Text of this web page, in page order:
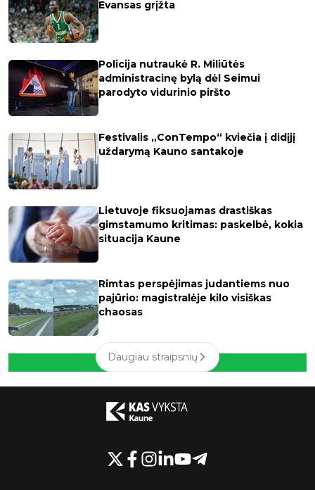
Evansas grįžta
Policija nutraukė R. Miliūtės
administracinę bylą dėl Seimui
parodyto vidurinio piršto
Festivalis „ConTempo“ kviečia į didįjį
uždarymą Kauno santakoje
Lietuvoje fiksuojamas drastiškas
gimstamumo kritimas: paskelbė, kokia
situacija Kaune
Rimtas perspėjimas judantiems nuo
pajūrio: magistralėje kilo visiškas
chaosas
Daugiau straipsnių